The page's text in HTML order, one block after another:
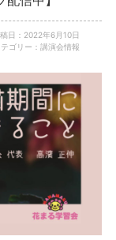
日：2022年6月10日
テゴリー：講演会情報